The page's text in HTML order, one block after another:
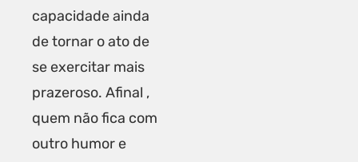
capacidade ainda
de tornar o ato de
se exercitar mais
prazeroso. Afinal ,
quem não fica com
outro humor e